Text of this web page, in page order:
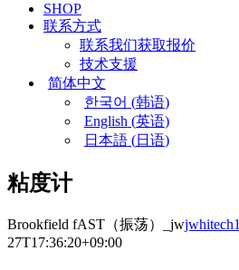
SHOP
联系方式
联系我们获取报价
技术支援
简体中文
한국어 (韩语)
English (英语)
日本語(日语)
粘度计
Brookfield fAST（振荡）_jwjwhitech1
27T17:36:20+09:00